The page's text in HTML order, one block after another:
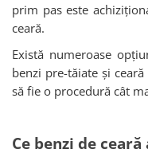
prim pas este
ceară.
Există numeroase
benzi pre-tăiate și
să fie o procedură cât
Ce benzi de